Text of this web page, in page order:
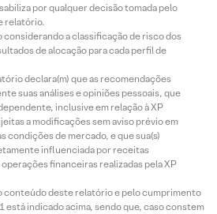
por qualquer decisão tomada pelo
relatório.
a classificação de risco dos
de alocação para cada perfil de
declara(m) que as recomendações
suas análises e opiniões pessoais, que
inclusive em relação à XP
a modificações sem aviso prévio em
condições de mercado, e que sua(s)
influenciada por receitas
financeiras realizadas pela XP
conteúdo deste relatório e pelo cumprimento
está indicado acima, sendo que, caso constem